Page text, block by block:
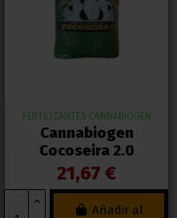
FERTILIZANTES CANNABIOGEN
Cannabiogen
Cocoseira 2.0
21,67 €
Añadir al